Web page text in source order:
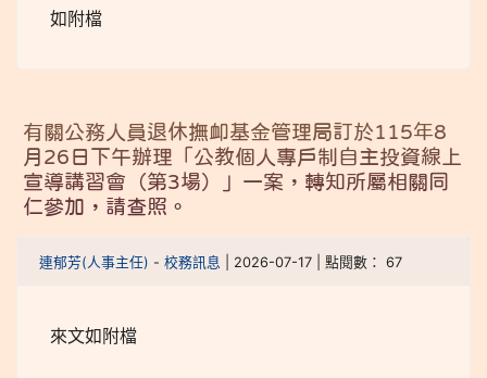
如附檔
有關公務人員退休撫卹基金管理局訂於115年8
月26日下午辦理「公教個人專戶制自主投資線上
宣導講習會（第3場）」一案，轉知所屬相關同
仁參加，請查照。
連郁芳(人事主任) - 校務訊息 | 2026-07-17 | 點閱數： 67
來文如附檔